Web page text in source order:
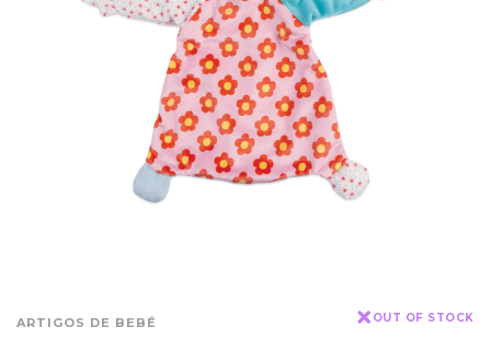
ARTIGOS DE BEBÉ OUT OF STOCK